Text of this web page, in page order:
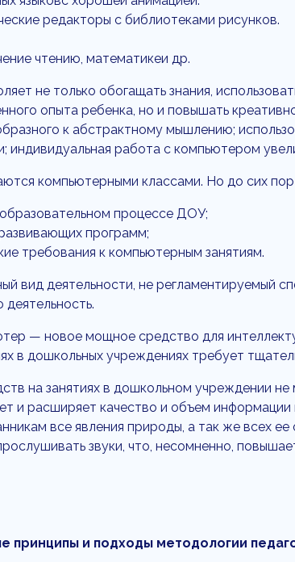
редакторы с библиотеками рисунков.
чтению, математикеи др.
не только обогащать знания,
опыта ребенка, но и повышать
к абстрактному мышлению;
индивидуальная работа с компьютером
компьютерными классами. Но до сих
процессе ДОУ;
программ;
требования к компьютерным занятиям.
вид деятельности, не регламентируемый
деятельность.
— новое мощное средство для
в дошкольных учреждениях требует
на занятиях в дошкольном учреждении
и расширяет качество и объем
все явления природы, а так же всех
звуки, что, несомненно,
принципы и подходы методологии